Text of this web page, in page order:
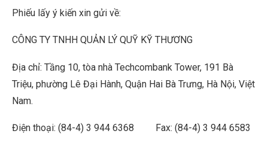
Phiếu lấy ý kiến xin gửi về:
CÔNG TY TNHH QUẢN LÝ QUỸ KỸ THƯƠNG
Địa chỉ: Tầng 10, tòa nhà Techcombank Tower, 191 Bà
Triệu, phường Lê Đại Hành, Quận Hai Bà Trưng, Hà Nội, Việt
Nam.
Điện thoại: (84-4) 3 944 6368 Fax: (84-4) 3 944 6583